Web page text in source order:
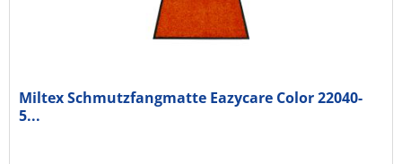
Miltex Schmutzfangmatte Eazycare Color 22040-
5...